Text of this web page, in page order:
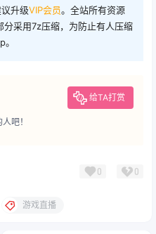
升级VIP会员。全站所有资源
分采用7z压缩，为防止有人压缩
给TA打赏
吧！
0 0
游戏直播